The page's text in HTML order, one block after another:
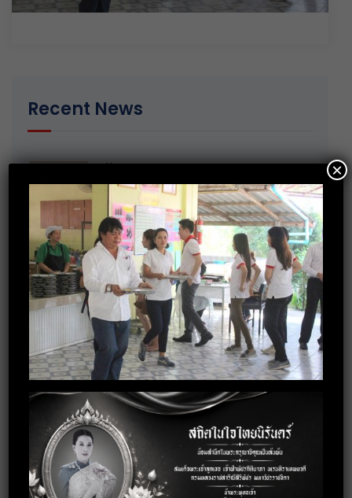
Recent News
มอบของขวัญวันเด็กให้กับ ศูนย์พัฒนาเด็ก
เล็กตำบลเกาะเทโพ จ.อุทัยธานี
20 December 2019
การอบรมพัฒนาทักษะ Recruitment
30 October 2019
กิจกรรมร่วมบริจาคสิ่งของจำเป็นให้กับ
บ้านราชาวดี (หญิง) จ.นนทบุรี
3 October 2019
อบรมการพัฒนาบุคลิกภาพสู่การทำงาน
อย่างมืออาชีพ
18 September 2019
×